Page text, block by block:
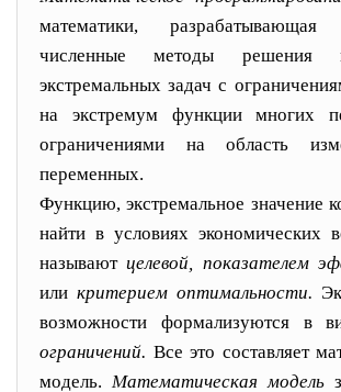
математики,
численные методы решения
экстремальных задач с ограниче
на экстремум функции многих
ограничениями на область
переменных.
Функцию, экстремальное значение
найти в условиях экономических
называютцелевой, показателем
или критерием оптимальности.
возможности формализуются в
ограничений. Все это составляет
модель. Математическая модель